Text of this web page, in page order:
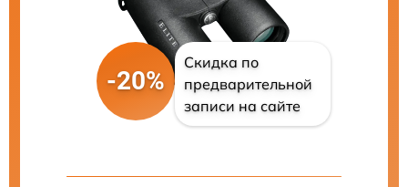
-20%
Скидка по
предварительной
записи на сайте